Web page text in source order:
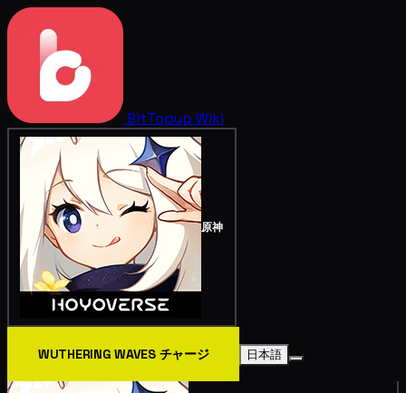
BitTopup Wiki
原神
WUTHERING WAVES チャージ 日本語